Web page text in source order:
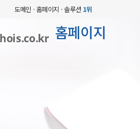
도메인 · 홈페이지 · 솔루션 1위
홈페이지